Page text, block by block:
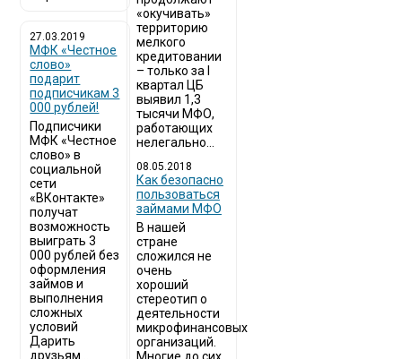
27.03.2019
МФК «Честное
слово»
подарит
подписчикам 3
000 рублей!
Подписчики
МФК «Честное
слово» в
социальной
сети
«ВКонтакте»
получат
возможность
выиграть 3
000 рублей без
оформления
займов и
выполнения
сложных
условий
Дарить
друзьям...
«окучивать»
территорию
мелкого
кредитовании
– только за I
квартал ЦБ
выявил 1,3
тысячи МФО,
работающих
нелегально...
08.05.2018
Как безопасно
пользоваться
займами МФО
В нашей
стране
сложился не
очень
хороший
стереотип о
деятельности
микрофинансовых
организаций.